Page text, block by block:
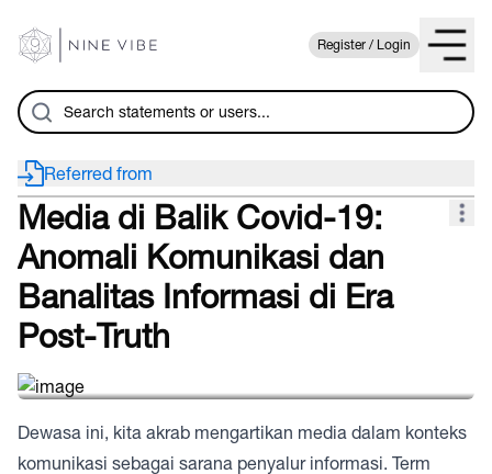
Register / Login
Media di Balik Covid-19:
Anomali Komunikasi dan
Banalitas Informasi di Era
Post-Truth
Dewasa ini, kita akrab mengartikan media dalam konteks
komunikasi sebagai sarana penyalur informasi. Term
Referred from